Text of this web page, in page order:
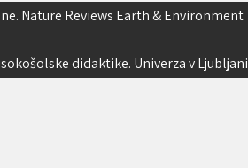
Nature Reviews Earth & Environment
didaktike. Univerza v Ljubljani